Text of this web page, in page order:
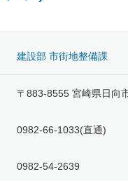
建設部 市街地整備課
〒883-8555 宮崎県日向
0982-66-1033(直通)
0982-54-2639